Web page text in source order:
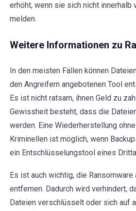
erhöht, wenn sie sich nicht innerhalb
melden.
Weitere Informationen zu
In den meisten Fällen können
den Angreifern angebotenen Tool
Es ist nicht ratsam, ihnen Geld zu
Gewissheit besteht, dass die
werden. Eine Wiederherstellung
Kriminellen ist möglich, wenn
ein Entschlüsselungstool eines
Es ist auch wichtig, die
entfernen. Dadurch wird verhindert,
Dateien verschlüsselt oder sich auf